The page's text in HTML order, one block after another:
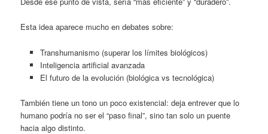
Esta idea aparece mucho en debates sobre:
Transhumanismo (superar los límites biológicos)
Inteligencia artificial avanzada
El futuro de la evolución (biológica vs tecnológica)
También tiene un tono un poco existencial: deja entrever que lo
humano podría no ser el “paso final”, sino tan solo un puente
hacia algo distinto.